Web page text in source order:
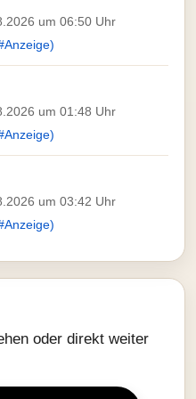
um 06:50 Uhr
um 01:48 Uhr
um 03:42 Uhr
oder direkt weiter